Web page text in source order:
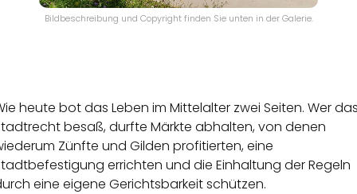
Bildbeschreibung und Copyright finden Sie unten in der Galerie.
heute bot das Leben im Mittelalter zwei Seiten. Wer
besaß, durfte Märkte abhalten, von denen
Zünfte und Gilden profitierten, eine
errichten und die Einhaltung der Regeln
eine eigene Gerichtsbarkeit schützen.